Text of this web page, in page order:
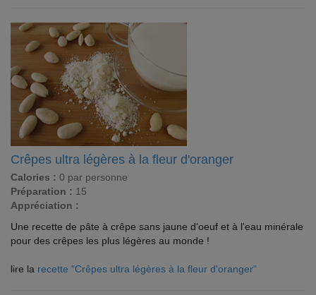
Crêpes ultra légères à la fleur d'oranger
Calories : 0 par personne
Préparation : 15
Appréciation :
Une recette de pâte à crêpe sans jaune d'oeuf et à l'eau minérale
pour des crêpes les plus légères au monde !
lire la recette "Crêpes ultra légères à la fleur d'oranger"